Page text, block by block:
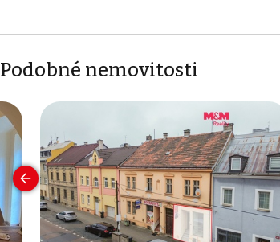
Podobné nemovitosti